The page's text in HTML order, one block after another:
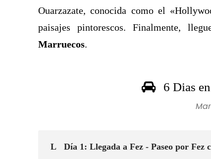
Ouarzazate, conocida como el
paisajes pintorescos. Finalmente,
Marruecos.
6 Dias
Día 1: Llegada a Fez - Paseo por Fez